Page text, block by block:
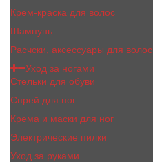
Крем-краска для волос
Шампунь
Расчски, аксессуары для волос
Уход за ногами
Стельки для обуви
Спрей для ног
Крема и маски для ног
Электрические пилки
Уход за руками